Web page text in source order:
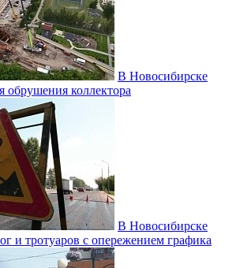
В Новосибирске
обрушения коллектора
В Новосибирске
и тротуаров с опережением графика